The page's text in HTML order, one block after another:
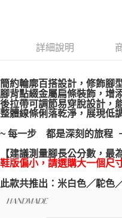
便利好安心！
１．簡單：不需註冊會員、不需
【「AFTEE先享後付」結帳流程
１．於結帳方式選擇「AFTEE先
結帳頁面，進行簡訊認證並確認
２．訂單成立數日內，您將收到
３．收到繳費通知簡訊後14天內
ATM／網路銀行／等多元方式進
※ 請注意：結帳手續完成當下不
購買商品的店家。未經商家同意
後付繳納相關費用。
是否繳費成功／繳費後需取消欲
宅配通
每筆NT$100，滿NT$999(含
詳細說明
簡約輪廓百搭設計，修飾腳
腳背點綴金屬扁條裝飾，增
後拉帶可調節易穿脫設計，
整體線條俐落乾淨，展現低
~ 每一步 都是深刻的旅程
【建議測量腳長公分數，最
鞋版偏小，請選購大一個尺
此款共推出：米白色／駝色